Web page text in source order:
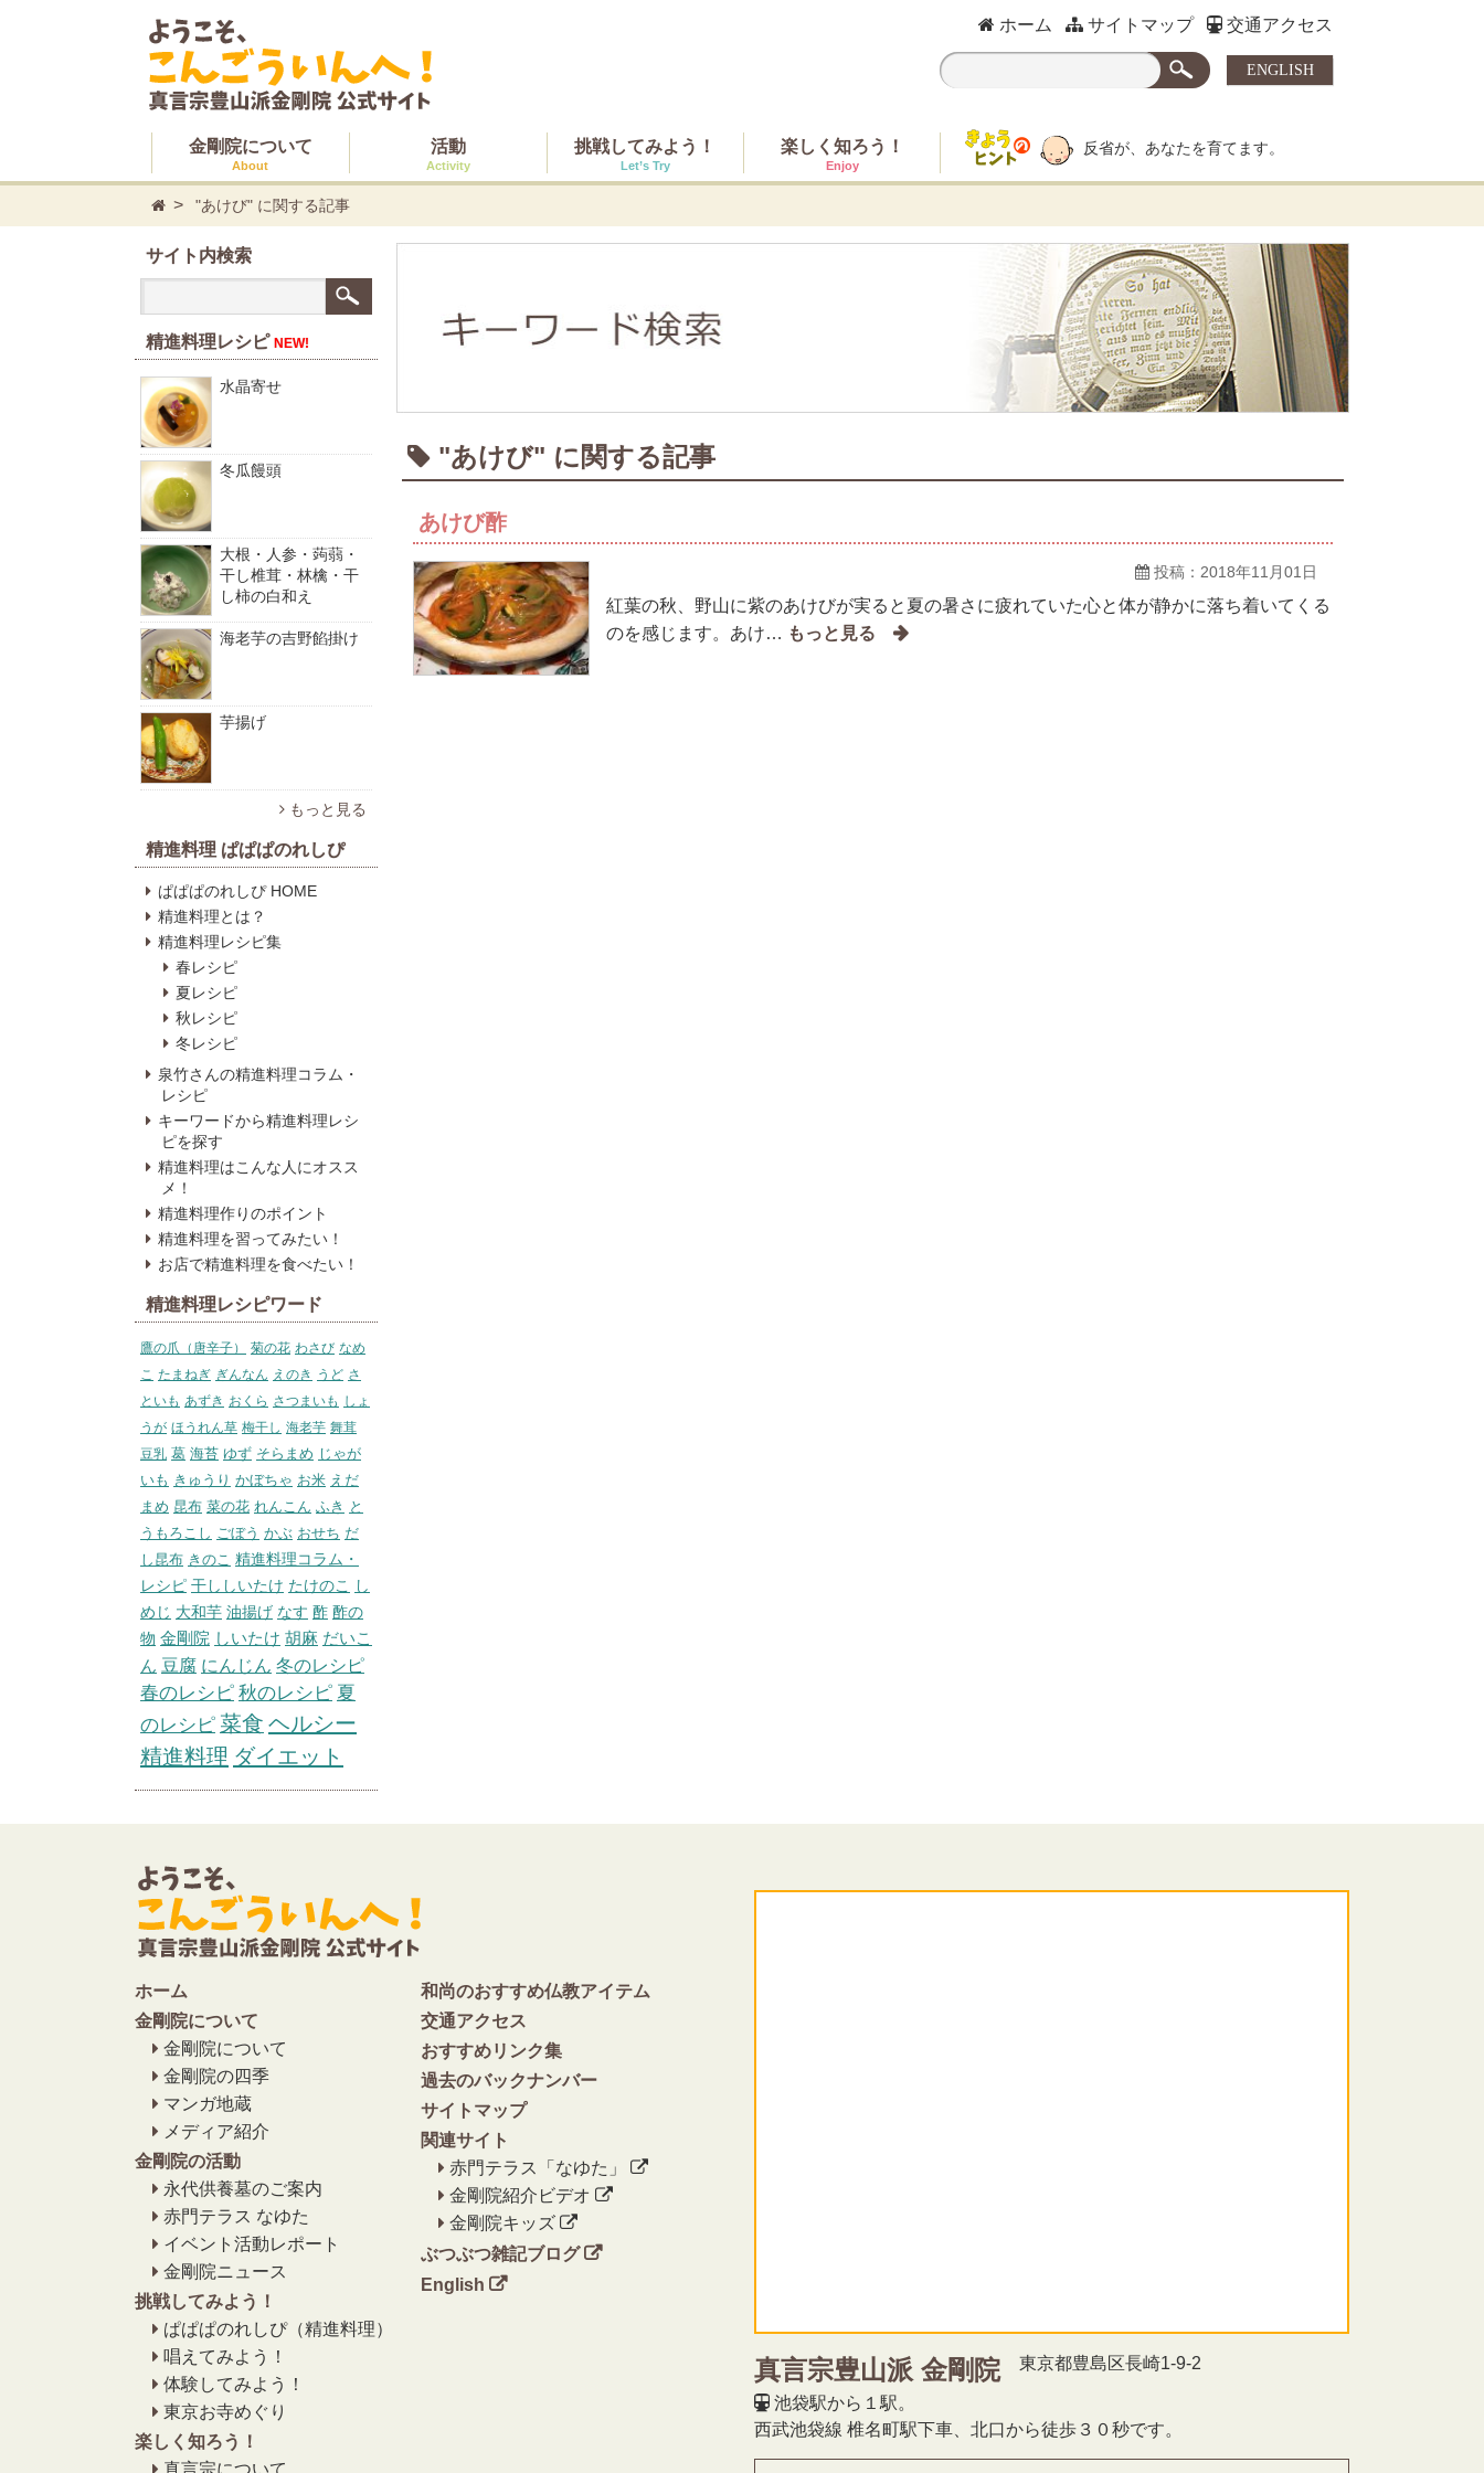
ホーム サイトマップ 交通アクセス
ENGLISH
金剛院について
About
活動
Activity
挑戦してみよう！
Let’s Try
楽しく知ろう！
Enjoy
反省が、あなたを育てます。
"あけび" に関する記事
"あけび" に関する記事
あけび酢
投稿：2018年11月01日
紅葉の秋、野山に紫のあけびが実ると夏の暑さに疲れていた心と体が静かに落ち着いてくる
のを感じます。あけ…
サイト内検索
精進料理レシピ NEW!
水晶寄せ
冬瓜饅頭
大根・人参・蒟蒻・
干し椎茸・林檎・干
し柿の白和え
海老芋の吉野餡掛け
芋揚げ
もっと見る
精進料理 ぱぱぱのれしぴ
ぱぱぱのれしぴ HOME
精進料理とは？
精進料理レシピ集
春レシピ
夏レシピ
秋レシピ
冬レシピ
泉竹さんの精進料理コラム・
レシピ
キーワードから精進料理レシ
ピを探す
精進料理はこんな人にオスス
メ！
精進料理作りのポイント
精進料理を習ってみたい！
お店で精進料理を食べたい！
精進料理レシピワード
鷹の爪（唐辛子） 菊の花 わさび なめ
こ たまねぎ ぎんなん えのき うど さ
といも あずき おくら さつまいも しょ
うが ほうれん草 梅干し 海老芋 舞茸
豆乳 葛 海苔 ゆず そらまめ じゃが
いも きゅうり かぼちゃ お米 えだ
まめ 昆布 菜の花 れんこん ふき と
うもろこし ごぼう かぶ おせち だ
し昆布 きのこ 精進料理コラム・
レシピ 干ししいたけ たけのこ
し
めじ 大和芋 油揚げ なす 酢 酢の
物 金剛院 しいたけ 胡麻 だいこ
ん 豆腐 にんじん 冬のレシピ
春のレシピ 秋のレシピ 夏
のレシピ 菜食 ヘルシー
精進料理 ダイエット
真言宗豊山派 金剛院 東京都豊島区長崎1-9-2
池袋駅から１駅。
西武池袋線 椎名町駅下車、北口から徒歩３０秒です。
ホーム
金剛院について
金剛院について
金剛院の四季
マンガ地蔵
メディア紹介
金剛院の活動
永代供養墓のご案内
赤門テラス なゆた
イベント活動レポート
金剛院ニュース
挑戦してみよう！
ぱぱぱのれしぴ（精進料理）
唱えてみよう！
体験してみよう！
東京お寺めぐり
楽しく知ろう！
真言宗について
和尚のおすすめ仏教アイテム
交通アクセス
おすすめリンク集
過去のバックナンバー
サイトマップ
関連サイト
赤門テラス「なゆた」
金剛院紹介ビデオ
金剛院キッズ
ぶつぶつ雑記ブログ
English